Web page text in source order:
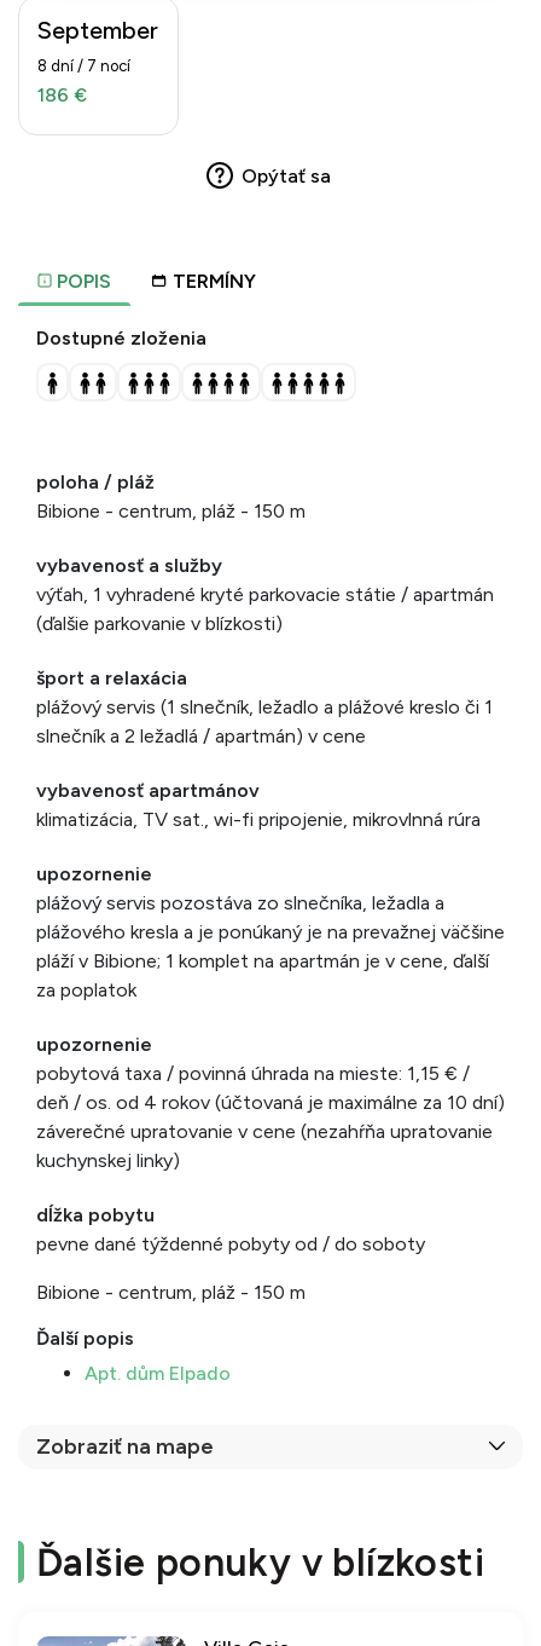
POPIS TERMÍNY
Dostupné zloženia
poloha / pláž
Bibione - centrum, pláž - 150 m
vybavenosť a služby
výťah, 1 vyhradené kryté parkovacie státie / apartmán
(ďalšie parkovanie v blízkosti)
šport a relaxácia
plážový servis (1 slnečník, ležadlo a plážové kreslo či 1
slnečník a 2 ležadlá / apartmán) v cene
vybavenosť apartmánov
klimatizácia, TV sat., wi-fi pripojenie, mikrovlnná rúra
upozornenie
plážový servis pozostáva zo slnečníka, ležadla a
plážového kresla a je ponúkaný je na prevažnej väčšine
pláží v Bibione; 1 komplet na apartmán je v cene, ďalší
za poplatok
upozornenie
pobytová taxa / povinná úhrada na mieste: 1,15 € /
deň / os. od 4 rokov (účtovaná je maximálne za 10 dní)
záverečné upratovanie v cene (nezahŕňa upratovanie
kuchynskej linky)
dĺžka pobytu
pevne dané týždenné pobyty od / do soboty
Bibione - centrum, pláž - 150 m
Ďalší popis
Apt. dům Elpado
Zobraziť na mape
September
8 dní / 7 nocí
186 €
Opýtať sa
Ďalšie ponuky v blízkosti